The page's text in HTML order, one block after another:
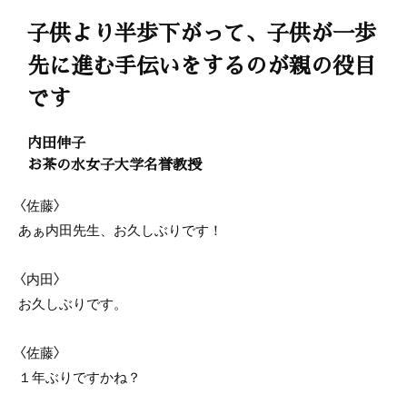
子供より半歩下がって、子供が一歩
先に進む手伝いをするのが親の役目
です
内田伸子
お茶の水女子大学名誉教授
〈佐藤〉
あぁ内田先生、お久しぶりです！
〈内田〉
お久しぶりです。
〈佐藤〉
１年ぶりですかね？